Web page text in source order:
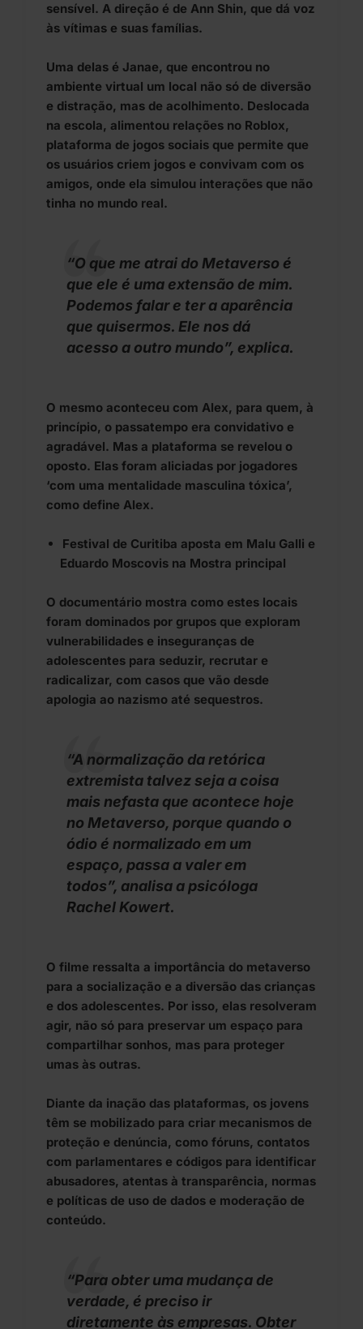
sensível. A direção é de Ann Shin, que dá voz
às vítimas e suas famílias.
Uma delas é Janae, que encontrou no
ambiente virtual um local não só de diversão
e distração, mas de acolhimento. Deslocada
na escola, alimentou relações no Roblox,
plataforma de jogos sociais que permite que
os usuários criem jogos e convivam com os
amigos, onde ela simulou interações que não
tinha no mundo real.
“O que me atrai do Metaverso é
que ele é uma extensão de mim.
Podemos falar e ter a aparência
que quisermos. Ele nos dá
acesso a outro mundo”, explica.
O mesmo aconteceu com Alex, para quem, à
princípio, o passatempo era convidativo e
agradável. Mas a plataforma se revelou o
oposto. Elas foram aliciadas por jogadores
‘com uma mentalidade masculina tóxica’,
como define Alex.
Festival de Curitiba aposta em Malu Galli e
Eduardo Moscovis na Mostra principal
O documentário mostra como estes locais
foram dominados por grupos que exploram
vulnerabilidades e inseguranças de
adolescentes para seduzir, recrutar e
radicalizar, com casos que vão desde
apologia ao nazismo até sequestros.
“A normalização da retórica
extremista talvez seja a coisa
mais nefasta que acontece hoje
no Metaverso, porque quando o
ódio é normalizado em um
espaço, passa a valer em
todos”, analisa a psicóloga
Rachel Kowert.
O filme ressalta a importância do metaverso
para a socialização e a diversão das crianças
e dos adolescentes. Por isso, elas resolveram
agir, não só para preservar um espaço para
compartilhar sonhos, mas para proteger
umas às outras.
Diante da inação das plataformas, os jovens
têm se mobilizado para criar mecanismos de
proteção e denúncia, como fóruns, contatos
com parlamentares e códigos para identificar
abusadores, atentas à transparência, normas
e políticas de uso de dados e moderação de
conteúdo.
“Para obter uma mudança de
verdade, é preciso ir
diretamente às empresas. Obter